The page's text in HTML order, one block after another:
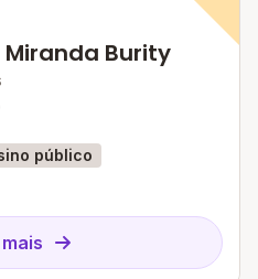
Miranda Burity
público